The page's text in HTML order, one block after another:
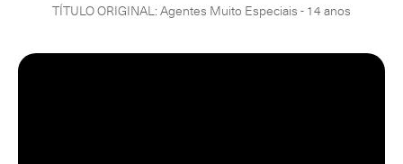
TÍTULO ORIGINAL: Agentes Muito Especiais - 14 anos